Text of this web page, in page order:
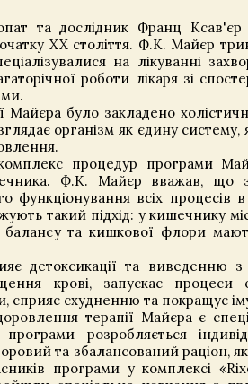
та дослідник Франц
XX століття. Ф.К. Майєр
на лікуванні
роботи лікаря зі
Майєра було закладено
організм як єдину
процедур програми
Ф.К. Майєр вважав, що
всіх процесів в
такий підхід: у кишечнику
балансу та кишкової флори
детоксикації та виведенню
крові, запускає
сприяє схудненню та покращує
терапії Майєра є
розробляється
та збалансований раціон,
програми у комплексі